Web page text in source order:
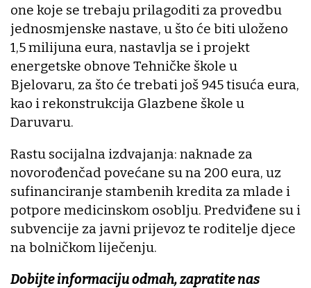
one koje se trebaju prilagoditi za provedbu
jednosmjenske nastave, u što će biti uloženo
1,5 milijuna eura, nastavlja se i projekt
energetske obnove Tehničke škole u
Bjelovaru, za što će trebati još 945 tisuća eura,
kao i rekonstrukcija Glazbene škole u
Daruvaru.
Rastu socijalna izdvajanja: naknade za
novorođenčad povećane su na 200 eura, uz
sufinanciranje stambenih kredita za mlade i
potpore medicinskom osoblju. Predviđene su i
subvencije za javni prijevoz te roditelje djece
na bolničkom liječenju.
Dobijte informaciju odmah, zapratite nas